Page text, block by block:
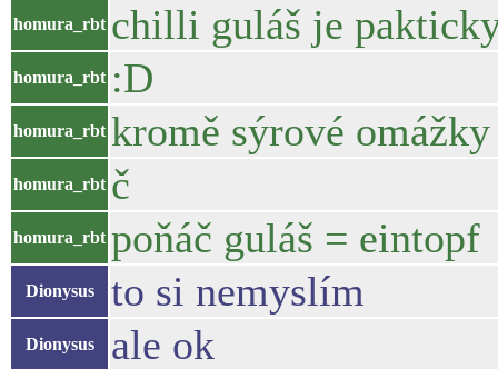
homura_rbt chilli guláš je
homura_rbt :D
homura_rbt kromě sýrové omážky
homura_rbt č
homura_rbt poňáč guláš = eintopf
Dionysus to si nemyslím
Dionysus ale ok